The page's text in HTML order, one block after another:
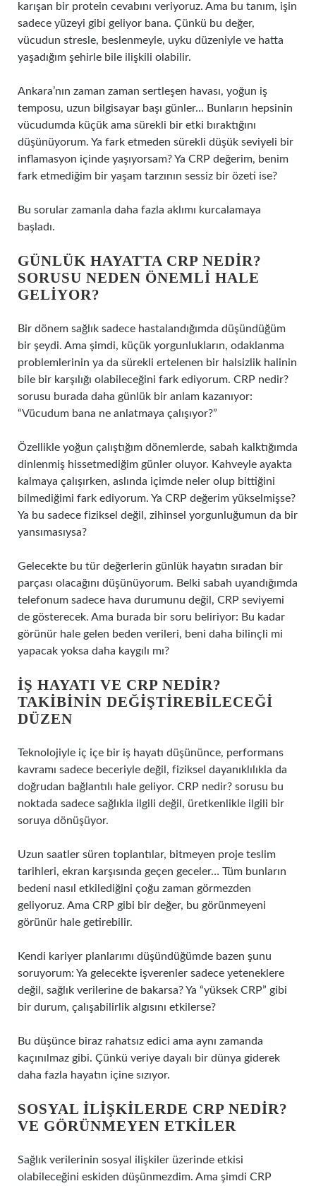
karışan bir protein cevabını veriyoruz. Ama bu tanım, işin
sadece yüzeyi gibi geliyor bana. Çünkü bu değer,
vücudun stresle, beslenmeyle, uyku düzeniyle ve hatta
yaşadığım şehirle bile ilişkili olabilir.
Ankara’nın zaman zaman sertleşen havası, yoğun iş
temposu, uzun bilgisayar başı günler… Bunların hepsinin
vücudumda küçük ama sürekli bir etki bıraktığını
düşünüyorum. Ya fark etmeden sürekli düşük seviyeli bir
inflamasyon içinde yaşıyorsam? Ya CRP değerim, benim
fark etmediğim bir yaşam tarzının sessiz bir özeti ise?
Bu sorular zamanla daha fazla aklımı kurcalamaya
başladı.
GÜNLÜK HAYATTA CRP NEDIR?
SORUSU NEDEN ÖNEMLI HALE
GELIYOR?
Bir dönem sağlık sadece hastalandığımda düşündüğüm
bir şeydi. Ama şimdi, küçük yorgunlukların, odaklanma
problemlerinin ya da sürekli ertelenen bir halsizlik halinin
bile bir karşılığı olabileceğini fark ediyorum. CRP nedir?
sorusu burada daha günlük bir anlam kazanıyor:
“Vücudum bana ne anlatmaya çalışıyor?”
Özellikle yoğun çalıştığım dönemlerde, sabah kalktığımda
dinlenmiş hissetmediğim günler oluyor. Kahveyle ayakta
kalmaya çalışırken, aslında içimde neler olup bittiğini
bilmediğimi fark ediyorum. Ya CRP değerim yükselmişse?
Ya bu sadece fiziksel değil, zihinsel yorgunluğumun da bir
yansımasıysa?
Gelecekte bu tür değerlerin günlük hayatın sıradan bir
parçası olacağını düşünüyorum. Belki sabah uyandığımda
telefonum sadece hava durumunu değil, CRP seviyemi
de gösterecek. Ama burada bir soru beliriyor: Bu kadar
görünür hale gelen beden verileri, beni daha bilinçli mi
yapacak yoksa daha kaygılı mı?
İŞ HAYATI VE CRP NEDIR?
TAKIBININ DEĞIŞTIREBILECEĞI
DÜZEN
Teknolojiyle iç içe bir iş hayatı düşününce, performans
kavramı sadece beceriyle değil, fiziksel dayanıklılıkla da
doğrudan bağlantılı hale geliyor. CRP nedir? sorusu bu
noktada sadece sağlıkla ilgili değil, üretkenlikle ilgili bir
soruya dönüşüyor.
Uzun saatler süren toplantılar, bitmeyen proje teslim
tarihleri, ekran karşısında geçen geceler… Tüm bunların
bedeni nasıl etkilediğini çoğu zaman görmezden
geliyoruz. Ama CRP gibi bir değer, bu görünmeyeni
görünür hale getirebilir.
Kendi kariyer planlarımı düşündüğümde bazen şunu
soruyorum: Ya gelecekte işverenler sadece yeteneklere
değil, sağlık verilerine de bakarsa? Ya “yüksek CRP” gibi
bir durum, çalışabilirlik algısını etkilerse?
Bu düşünce biraz rahatsız edici ama aynı zamanda
kaçınılmaz gibi. Çünkü veriye dayalı bir dünya giderek
daha fazla hayatın içine sızıyor.
SOSYAL İLIŞKILERDE CRP NEDIR?
VE GÖRÜNMEYEN ETKILER
Sağlık verilerinin sosyal ilişkiler üzerinde etkisi
olabileceğini eskiden düşünmezdim. Ama şimdi CRP